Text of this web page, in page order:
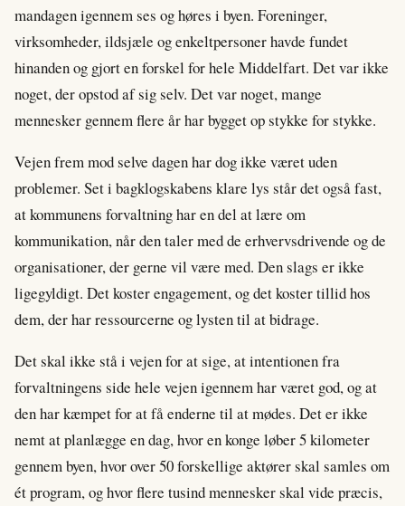
mandagen igennem ses og høres i byen. Foreninger,
virksomheder, ildsjæle og enkeltpersoner havde fundet
hinanden og gjort en forskel for hele Middelfart. Det var ikke
noget, der opstod af sig selv. Det var noget, mange
mennesker gennem flere år har bygget op stykke for stykke.
Vejen frem mod selve dagen har dog ikke været uden
problemer. Set i bagklogskabens klare lys står det også fast,
at kommunens forvaltning har en del at lære om
kommunikation, når den taler med de erhvervsdrivende og de
organisationer, der gerne vil være med. Den slags er ikke
ligegyldigt. Det koster engagement, og det koster tillid hos
dem, der har ressourcerne og lysten til at bidrage.
Det skal ikke stå i vejen for at sige, at intentionen fra
forvaltningens side hele vejen igennem har været god, og at
den har kæmpet for at få enderne til at mødes. Det er ikke
nemt at planlægge en dag, hvor en konge løber 5 kilometer
gennem byen, hvor over 50 forskellige aktører skal samles om
ét program, og hvor flere tusind mennesker skal vide præcis,